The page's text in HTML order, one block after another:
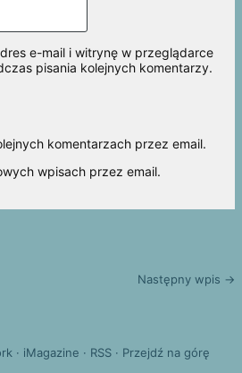
e-mail i witrynę w przeglądarce
pisania kolejnych komentarzy.
komentarzach przez email.
wpisach przez email.
Następny wpis →
· iMagazine · RSS· Przejdź na górę